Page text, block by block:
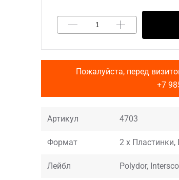
Пожалуйста, перед
+7
Артикул 4703
Формат 2 x Пластинки,
Лейбл Polydor,